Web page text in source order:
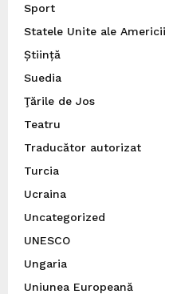
Sport
Statele Unite ale Americii
Știință
Suedia
Ţările de Jos
Teatru
Traducător autorizat
Turcia
Ucraina
Uncategorized
UNESCO
Ungaria
Uniunea Europeană